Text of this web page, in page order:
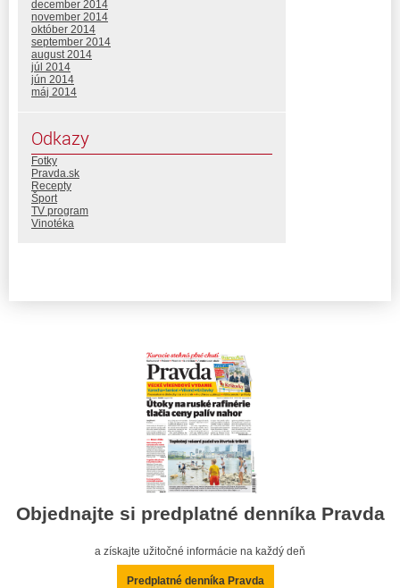
december 2014
november 2014
október 2014
september 2014
august 2014
júl 2014
jún 2014
máj 2014
Odkazy
Fotky
Pravda.sk
Recepty
Šport
TV program
Vinotéka
Objednajte si predplatné denníka Pravda
a získajte užitočné informácie na každý deň
Predplatné denníka Pravda